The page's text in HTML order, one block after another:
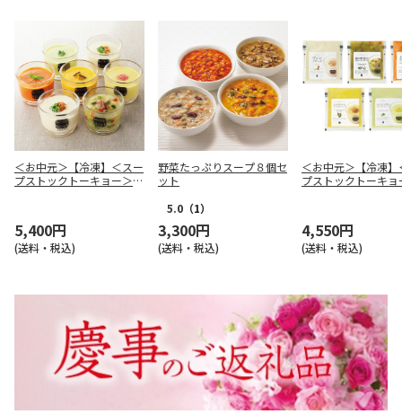
＜お中元＞【冷凍】＜スー
プストックトーキョー＞人
5,400円
(送料・税込)
野菜たっぷりスープ８個セ
ット
5.0 （1）
3,300円
(送料・税込)
＜お中元＞【冷凍】
プストックトーキョ
4,550円
(送料・税込)